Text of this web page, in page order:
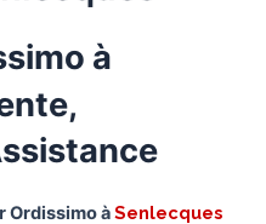
à
Ordissimo àSenlecques